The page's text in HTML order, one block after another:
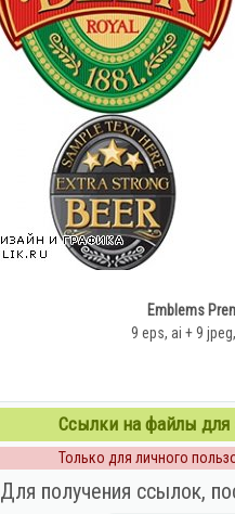
Emblems
9 eps, ai + 9
Ссылки на файлы для
Только для личного
Для получения ссылок,